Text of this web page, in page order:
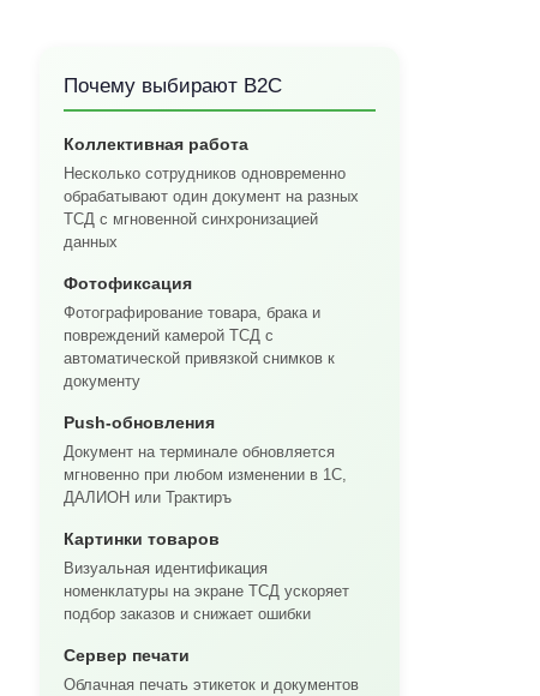
Почему выбирают B2C
Коллективная работа
Несколько сотрудников одновременно
обрабатывают один документ на разных
ТСД с мгновенной синхронизацией
данных
Фотофиксация
Фотографирование товара, брака и
повреждений камерой ТСД с
автоматической привязкой снимков к
документу
Push-обновления
Документ на терминале обновляется
мгновенно при любом изменении в 1С,
ДАЛИОН или Трактиръ
Картинки товаров
Визуальная идентификация
номенклатуры на экране ТСД ускоряет
подбор заказов и снижает ошибки
Сервер печати
Облачная печать этикеток и документов